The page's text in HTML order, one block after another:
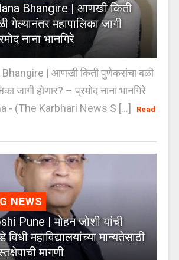
Bhangire | आणखी किती
गेल्यानंतर महापालिका जागी
नाना भानगिरे
| आणखी किती पुणेकरांचा बळी
जागी होणार? – प्रमोद नाना भानगिरे
- (The Karbhari News S [...]
Read
NEWS
Pune | मोहन जोशी यांची
महाविद्यालयांच्या मान्यतेसाठी
मागणी